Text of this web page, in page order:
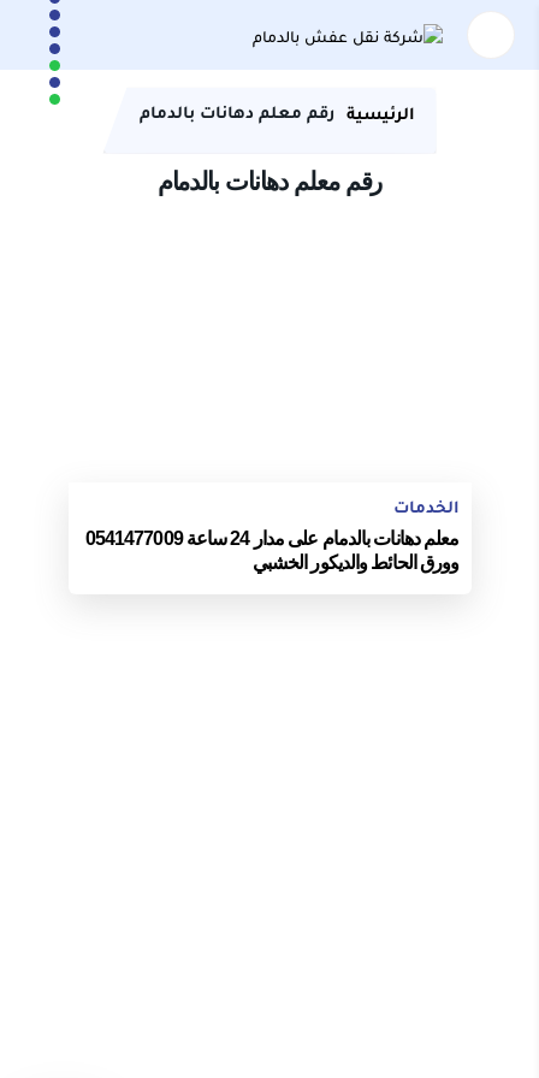
الرئيسية رقم معلم دهانات بالدمام
رقم معلم دهانات بالدمام
الخدمات
معلم دهانات بالدمام على مدار 24 ساعة 0541477009
وورق الحائط والديكور الخشبي